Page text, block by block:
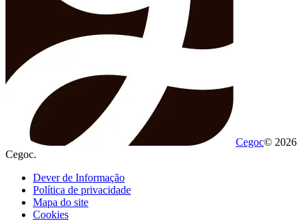
Cegoc© 2026
Cegoc.
Dever de Informação
Política de privacidade
Mapa do site
Cookies